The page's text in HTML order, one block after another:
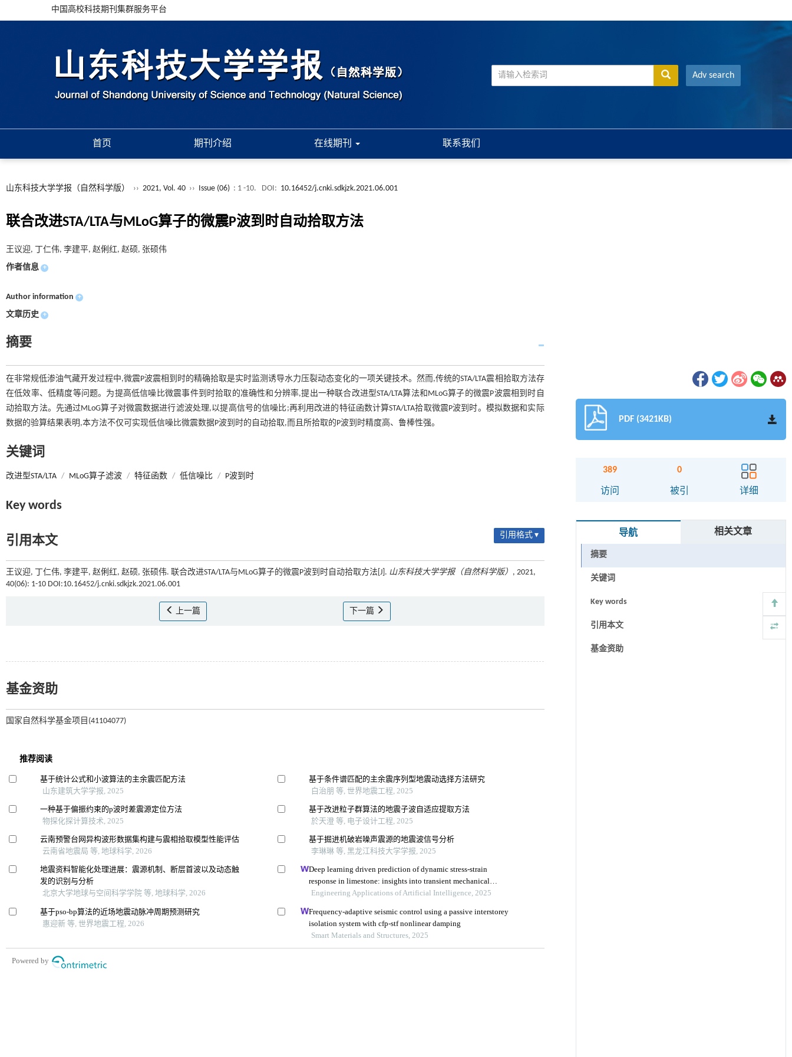
中国高校科技期刊集群服务平台
Adv search
首页 期刊介绍 在线期刊 联系我们
山东科技大学学报（自然科学版） ›› 2021, Vol. 40 ›› Issue (06) : 1 -10. DOI: 10.16452/j.cnki.sdkjzk.2021.06.001
联合改进STA/LTA与MLoG算子的微震P波到时自动拾取方法
王议迎, 丁仁伟, 李建平, 赵俐红, 赵硕, 张硕伟
作者信息 +
Author information +
文章历史 +
摘要
在非常规低渗油气藏开发过程中,微震P波震相到时的精确拾取是实时监测诱导水力压裂动态变化的一项关键技术。然而,传统的STA/LTA震相拾取方法存
在低效率、低精度等问题。为提高低信噪比微震事件到时拾取的准确性和分辨率,提出一种联合改进型STA/LTA算法和MLoG算子的微震P波震相到时自
动拾取方法。先通过MLoG算子对微震数据进行滤波处理,以提高信号的信噪比;再利用改进的特征函数计算STA/LTA拾取微震P波到时。模拟数据和实际
数据的验算结果表明,本方法不仅可实现低信噪比微震数据P波到时的自动拾取,而且所拾取的P波到时精度高、鲁棒性强。
关键词
改进型STA/LTA / MLoG算子滤波 / 特征函数 / 低信噪比 / P波到时
Key words
引用本文 引用格式 ▾
王议迎, 丁仁伟, 李建平, 赵俐红, 赵硕, 张硕伟. 联合改进STA/LTA与MLoG算子的微震P波到时自动拾取方法[J]. 山东科技大学学报（自然科学版） , 2021,
40(06): 1-10 DOI:10.16452/j.cnki.sdkjzk.2021.06.001
上一篇 下一篇
基金资助
国家自然科学基金项目(41104077)
PDF (3421KB)
389
访问
0
被引 详细
导航 相关文章
摘要
关键词
Key words
引用本文
基金资助